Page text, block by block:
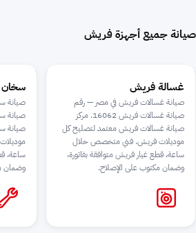
صيانة جميع أجهزة فريش
غسالة فريش
صيانة غسالات فريش في مصر — رقم
صيانة غسالات فريش 16062. مركز
صيانة غسالات فريش معتمد لتصليح كل
موديلات فريش. فني متخصص خلال
ساعة، قطع غيار فريش متوافقة بفاتورة،
وضمان مكتوب على الإصلاح.
صيانة
صيانة
ساعة،
وضمان